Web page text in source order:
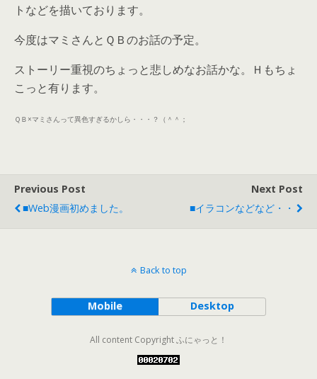
トなどを描いております。
今度はマミさんとＱＢのお話の予定。
ストーリー重視のちょっと悲しめなお話かな。Ｈもちょ
こっと有ります。
ＱＢ×マミさんって異色すぎるかしら・・・？（＾＾；
Previous Post
■web漫画初めました。
Next Post
■イラコンなどなど・・
Back to top
Mobile Desktop
All content Copyright ふにゃっと！